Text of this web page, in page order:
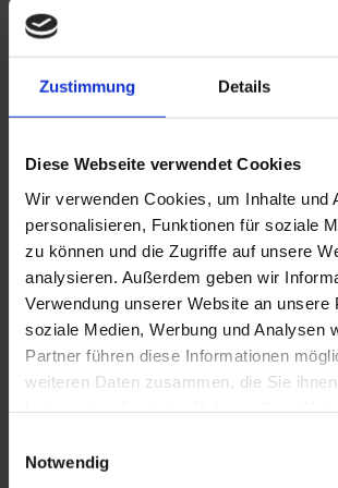
Zustimmung Details
Diese Webseite verwendet Cookies
Wir verwenden Cookies, um Inhalte und
personalisieren, Funktionen für soziale
zu können und die Zugriffe auf unsere
analysieren. Außerdem geben wir
Verwendung unserer Website an unsere
soziale Medien, Werbung und Analysen
Partner führen diese Informationen
weiteren Daten zusammen, die Sie
Notwendig
Zubehörteilen an verschiedenen
Fahrgastraum praktisch und robust
lassen.
einem am Armaturenbrett, einem an
der Mittelkonsole und einem weiteren
Befestigungspunkt an der Innenseite
Die Befestigungspunkte können für
Halter, eine Aufbewahrungstasche,
Handyhalter, einen Kleiderbügel
sind jetzt auch über das Dacia